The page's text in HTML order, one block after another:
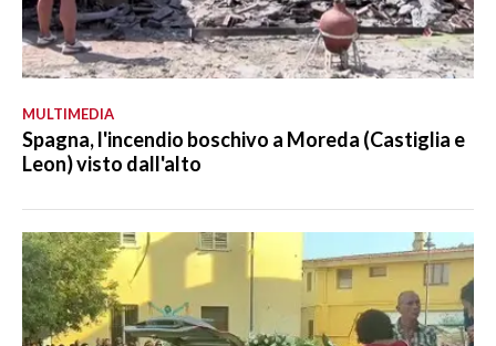
MULTIMEDIA
Spagna, l'incendio boschivo a Moreda (Castiglia e
Leon) visto dall'alto